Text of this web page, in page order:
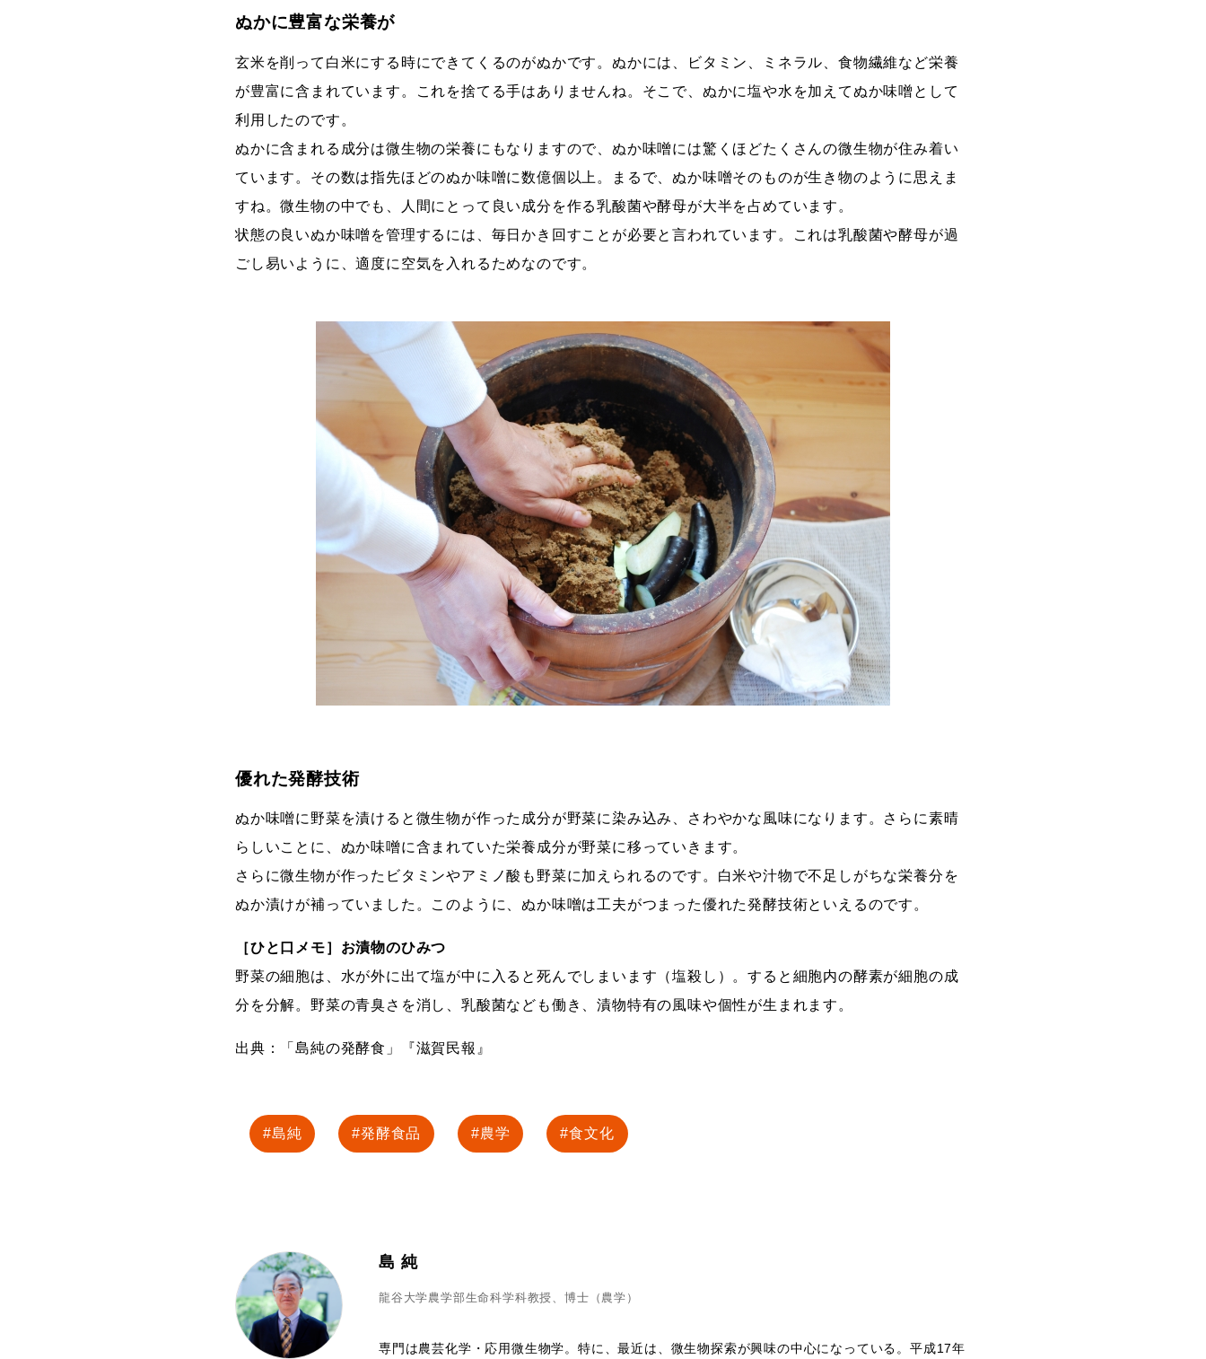
ぬかに豊富な栄養が
玄米を削って白米にする時にできてくるのがぬかです。ぬかには、ビタミン、ミネラル、食物繊維など栄養
が豊富に含まれています。これを捨てる手はありませんね。そこで、ぬかに塩や水を加えてぬか味噌として
利用したのです。
ぬかに含まれる成分は微生物の栄養にもなりますので、ぬか味噌には驚くほどたくさんの微生物が住み着い
ています。その数は指先ほどのぬか味噌に数億個以上。まるで、ぬか味噌そのものが生き物のように思えま
すね。微生物の中でも、人間にとって良い成分を作る乳酸菌や酵母が大半を占めています。
状態の良いぬか味噌を管理するには、毎日かき回すことが必要と言われています。これは乳酸菌や酵母が過
ごし易いように、適度に空気を入れるためなのです。
優れた発酵技術
ぬか味噌に野菜を漬けると微生物が作った成分が野菜に染み込み、さわやかな風味になります。さらに素晴
らしいことに、ぬか味噌に含まれていた栄養成分が野菜に移っていきます。
さらに微生物が作ったビタミンやアミノ酸も野菜に加えられるのです。白米や汁物で不足しがちな栄養分を
ぬか漬けが補っていました。このように、ぬか味噌は工夫がつまった優れた発酵技術といえるのです。
［ひと口メモ］お漬物のひみつ
野菜の細胞は、水が外に出て塩が中に入ると死んでしまいます（塩殺し）。すると細胞内の酵素が細胞の成
分を分解。野菜の青臭さを消し、乳酸菌なども働き、漬物特有の風味や個性が生まれます。
出典：「島純の発酵食」『滋賀民報』
島純 発酵食品 農学 食文化
島 純
龍谷大学農学部生命科学科教授、博士（農学）
専門は農芸化学・応用微生物学。特に、最近は、微生物探索が興味の中心になっている。平成17年